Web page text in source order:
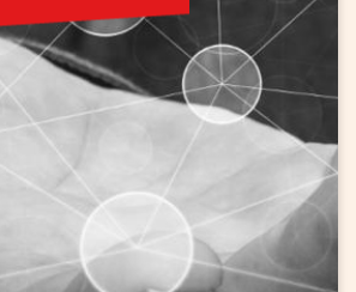
(semi) publieke sector.